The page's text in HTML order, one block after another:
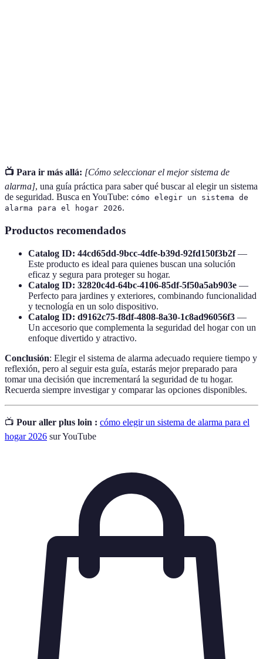
📺 Para ir más allá: [Cómo seleccionar el mejor sistema de
alarma], una guía práctica para saber qué buscar al elegir un sistema
de seguridad. Busca en YouTube: cómo elegir un sistema de
alarma para el hogar 2026.
Productos recomendados
Catalog ID: 44cd65dd-9bcc-4dfe-b39d-92fd150f3b2f—
Este producto es ideal para quienes buscan una solución
eficaz y segura para proteger su hogar.
Catalog ID: 32820c4d-64bc-4106-85df-5f50a5ab903e —
Perfecto para jardines y exteriores, combinando funcionalidad
y tecnología en un solo dispositivo.
Catalog ID: d9162c75-f8df-4808-8a30-1c8ad96056f3 —
Un accesorio que complementa la seguridad del hogar con un
enfoque divertido y atractivo.
Conclusión: Elegir el sistema de alarma adecuado requiere tiempo y
reflexión, pero al seguir esta guía, estarás mejor preparado para
tomar una decisión que incrementará la seguridad de tu hogar.
Recuerda siempre investigar y comparar las opciones disponibles.
📺 Pour aller plus loin : cómo elegir un sistema de alarma para el
hogar 2026 sur YouTube